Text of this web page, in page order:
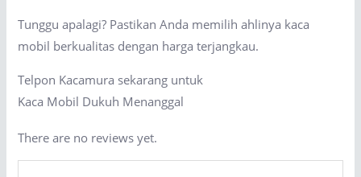
Tunggu apalagi? Pastikan Anda memilih ahlinya kaca
mobil berkualitas dengan harga terjangkau.
Telpon Kacamura sekarang untuk
Kaca Mobil Dukuh Menanggal
There are no reviews yet.